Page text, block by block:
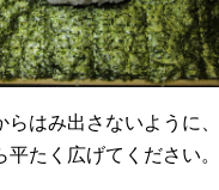
らはみ出さないように
たく広げてください。